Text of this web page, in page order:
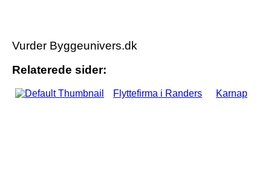
Vurder Byggeunivers.dk
Relaterede sider:
Flyttefirma i Randers Karnap